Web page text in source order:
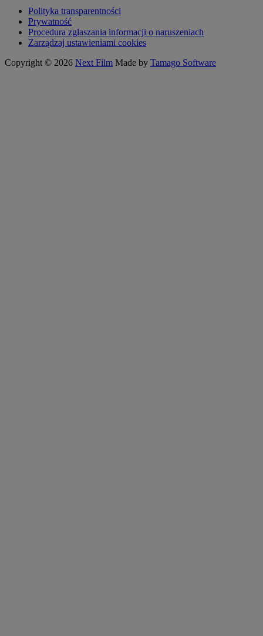
Polityka transparentności
Prywatność
Procedura zgłaszania informacji o naruszeniach
Zarządzaj ustawieniami cookies
Copyright © 2026 Next Film Made by Tamago Software